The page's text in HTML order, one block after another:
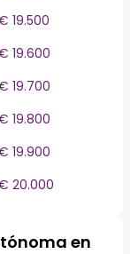
19.500
19.600
19.700
19.800
19.900
20.000
en